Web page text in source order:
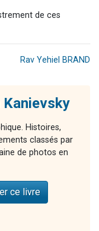
de ces
Rav Yehiel BRAND
Kanievsky
Histoires,
classés par
de photos en
ce livre